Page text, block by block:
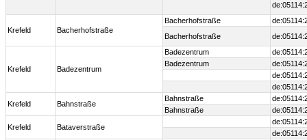
Krefeld Bacherhofstraße
Bacherhofstraße
Bacherhofstraße
Krefeld Badezentrum
Badezentrum
Badezentrum
Krefeld Bahnstraße
Bahnstraße
Bahnstraße
Krefeld Bataverstraße